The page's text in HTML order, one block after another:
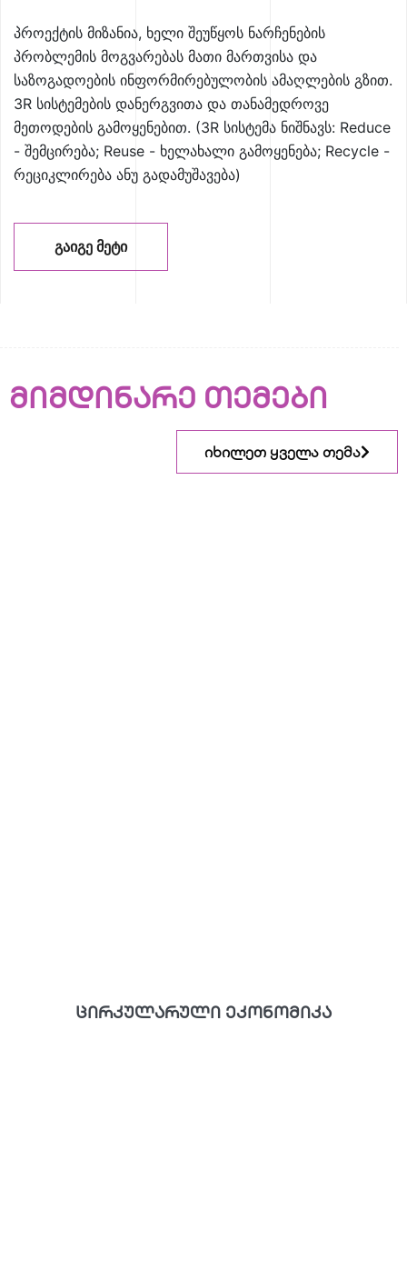
პროექტის მიზანია, ხელი შეუწყოს ნარჩენების
პრობლემის მოგვარებას მათი მართვისა და
საზოგადოების ინფორმირებულობის ამაღლების გზით.
3R სისტემების დანერგვითა და თანამედროვე
მეთოდების გამოყენებით. (3R სისტემა ნიშნავს: Reduce
- შემცირება; Reuse - ხელახალი გამოყენება; Recycle -
რეციკლირება ანუ გადამუშავება)
ᲒᲐᲘᲒᲔ ᲛᲔᲢᲘ
მიმდინარე თემები
იხილეთ ყველა თემა
ცირკულარული ეკონომიკა